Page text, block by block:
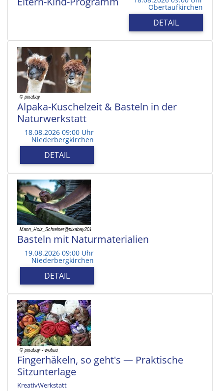
Obertaufkirchen
DETAIL
Alpaka-Kuschelzeit & Basteln in der
Naturwerkstatt
18.08.2026 09:00 Uhr
Niederbergkirchen
DETAIL
Basteln mit Naturmaterialien
19.08.2026 09:00 Uhr
Niederbergkirchen
DETAIL
Fingerhäkeln, so geht's — Praktische
Sitzunterlage
KreativWerkstatt